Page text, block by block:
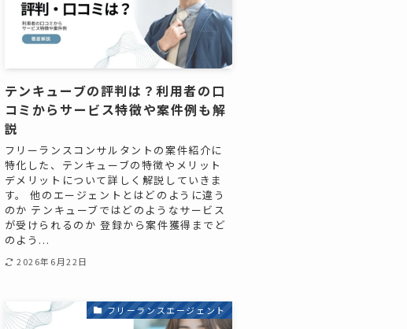
テンキューブの評判は？利用者の口
コミからサービス特徴や案件例も解
説
フリーランスコンサルタントの案件紹介に
特化した、テンキューブの特徴やメリット
デメリットについて詳しく解説していきま
す。 他のエージェントとはどのように違う
のか テンキューブではどのようなサービス
が受けられるのか 登録から案件獲得までど
のよう...
2026年6月22日
フリーランスエージェント